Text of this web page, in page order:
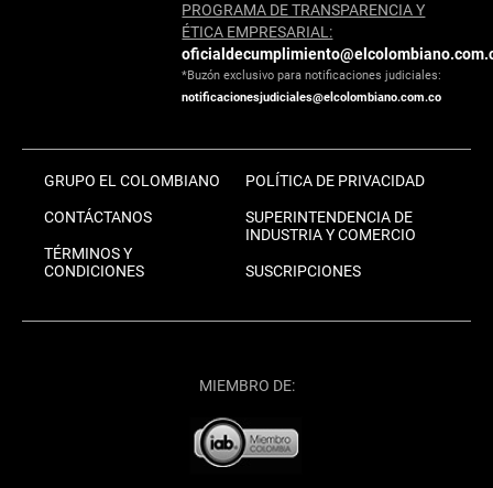
PROGRAMA DE TRANSPARENCIA Y
ÉTICA EMPRESARIAL:
*Buzón exclusivo para notificaciones judiciales:
notificacionesjudiciales@elcolombiano.com.co
GRUPO EL COLOMBIANO
CONTÁCTANOS
TÉRMINOS Y
CONDICIONES
POLÍTICA DE PRIVACIDAD
SUPERINTENDENCIA DE
INDUSTRIA Y COMERCIO
SUSCRIPCIONES
MIEMBRO DE: